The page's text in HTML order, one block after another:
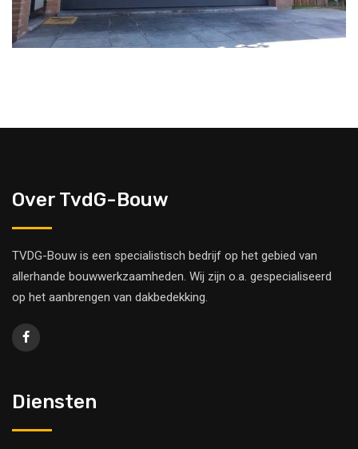
Over TvdG-Bouw
TVDG-Bouw is een specialistisch bedrijf op het gebied van
allerhande bouwwerkzaamheden. Wij zijn o.a. gespecialiseerd
op het aanbrengen van dakbedekking.
Diensten